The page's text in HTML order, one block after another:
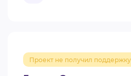
Проект не получил поддержку